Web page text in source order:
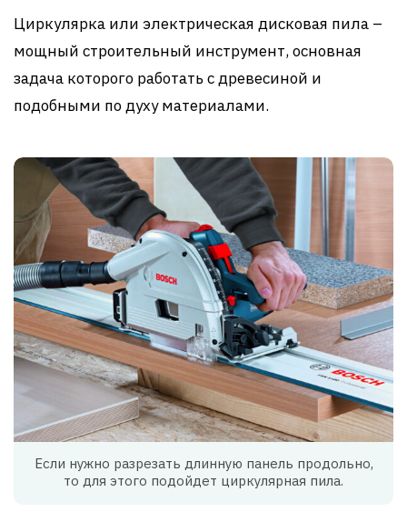
Циркулярка или электрическая дисковая пила –
мощный строительный инструмент, основная
задача которого работать с древесиной и
подобными по духу материалами.
Если нужно разрезать длинную панель продольно,
то для этого подойдет циркулярная пила.